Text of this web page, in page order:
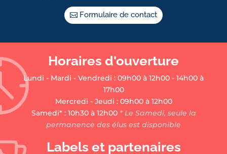
Formulaire de contact
Horaires d'ouverture
Lundi - Mardi - Vendredi : 09h00 à 12h00 - 14h00 à
17h00
Mercredi - Jeudi : 09h00 à 12h00
Samedi* : 10h30 à 12h00* Le Samedi, seule la
permanence des élus est disponible
Labels et partenaires